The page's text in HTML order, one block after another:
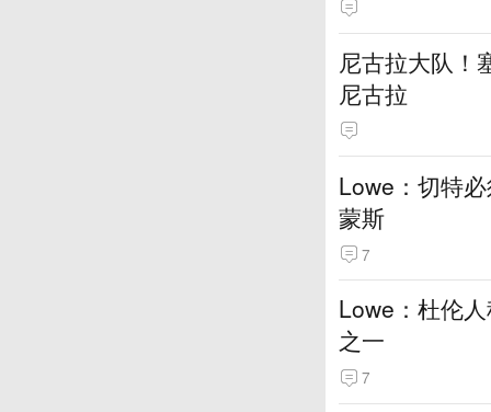
尼古拉大队！
尼古拉
Lowe：切特
蒙斯
7
Lowe：杜伦
之一
7